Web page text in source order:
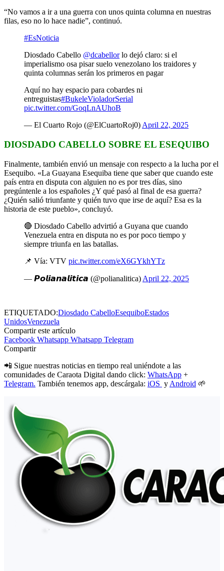
“No vamos a ir a una guerra con unos quinta columna en nuestras
filas, eso no lo hace nadie”, continuó.
#EsNoticia
Diosdado Cabello @dcabellorlo dejó claro: si el
imperialismo osa pisar suelo venezolano los traidores y
quinta columnas serán los primeros en pagar
Aquí no hay espacio para cobardes ni
entreguistas#BukeleVioladorSerial
pic.twitter.com/GoqLnAUhoB
— El Cuarto Rojo (@ElCuartoRoj0) April 22, 2025
DIOSDADO CABELLO SOBRE EL ESEQUIBO
Finalmente, también envió un mensaje con respecto a la lucha por el
Esequibo. «La Guayana Esequiba tiene que saber que cuando este
país entra en disputa con alguien no es por tres días, sino
pregúntenle a los españoles ¿Y qué pasó al final de esa guerra?
¿Quién salió triunfante y quién tuvo que irse de aquí? Esa es la
historia de este pueblo», concluyó.
🔴 Diosdado Cabello advirtió a Guyana que cuando
Venezuela entra en disputa no es por poco tiempo y
siempre triunfa en las batallas.
📌 Vía: VTV pic.twitter.com/eX6GYkhYTz
— 𝙋𝙤𝙡𝙞𝙖𝙣𝙖𝙡𝙞𝙩𝙞𝙘𝙖 (@polianalitica) April 22, 2025
ETIQUETADO:Diosdado CabelloEsequiboEstados
UnidosVenezuela
Compartir este artículo
Facebook Whatsapp Whatsapp Telegram
Compartir
📲 Sigue nuestras noticias en tiempo real uniéndote a las
comunidades de Caraota Digital dando click: WhatsApp +
Telegram. También tenemos app, descárgala: iOS y Android 🌱